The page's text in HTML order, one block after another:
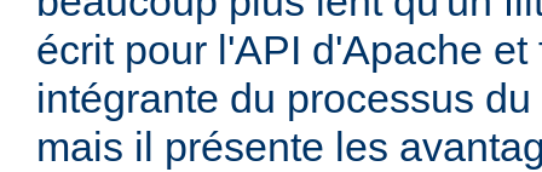
écrit pour l'API d'Apache et
intégrante du processus
mais il présente les